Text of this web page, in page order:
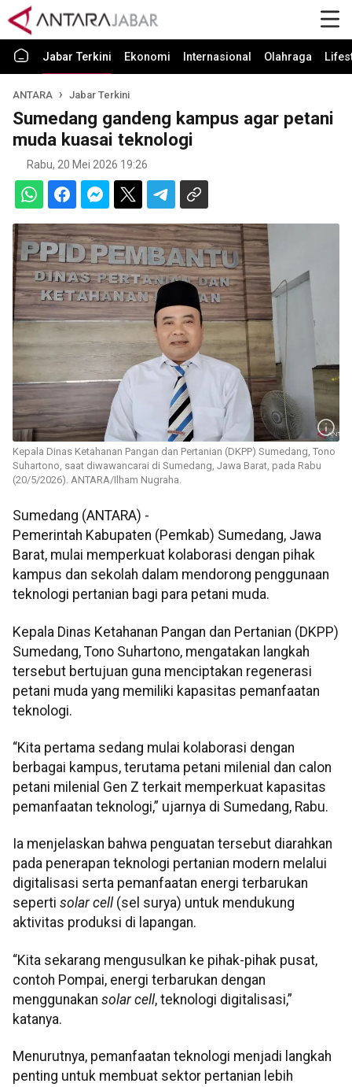
Jabar Terkini Ekonomi Internasional Olahraga
ANTARA Jabar Terkini
Sumedang gandeng kampus agar petani
muda kuasai teknologi
Rabu, 20 Mei 2026 19:26
Kepala Dinas Ketahanan Pangan dan Pertanian (DKPP) Sumedang, Tono
Suhartono, saat diwawancarai di Sumedang, Jawa Barat, pada Rabu
(20/5/2026). ANTARA/Ilham Nugraha.
Sumedang (ANTARA) -
Pemerintah Kabupaten (Pemkab) Sumedang, Jawa
Barat, mulai memperkuat kolaborasi dengan pihak
kampus dan sekolah dalam mendorong penggunaan
teknologi pertanian bagi para petani muda.
Kepala Dinas Ketahanan Pangan dan Pertanian (DKPP)
Sumedang, Tono Suhartono, mengatakan langkah
tersebut bertujuan guna menciptakan regenerasi
petani muda yang memiliki kapasitas pemanfaatan
teknologi.
“Kita pertama sedang mulai kolaborasi dengan
berbagai kampus, terutama petani milenial dan calon
petani milenial Gen Z terkait memperkuat kapasitas
pemanfaatan teknologi,” ujarnya di Sumedang, Rabu.
Ia menjelaskan bahwa penguatan tersebut diarahkan
pada penerapan teknologi pertanian modern melalui
digitalisasi serta pemanfaatan energi terbarukan
seperti solar cell (sel surya) untuk mendukung
aktivitas produksi di lapangan.
“Kita sekarang mengusulkan ke pihak-pihak pusat,
contoh Pompai, energi terbarukan dengan
menggunakan solar cell, teknologi digitalisasi,”
katanya.
Menurutnya, pemanfaatan teknologi menjadi langkah
penting untuk membuat sektor pertanian lebih